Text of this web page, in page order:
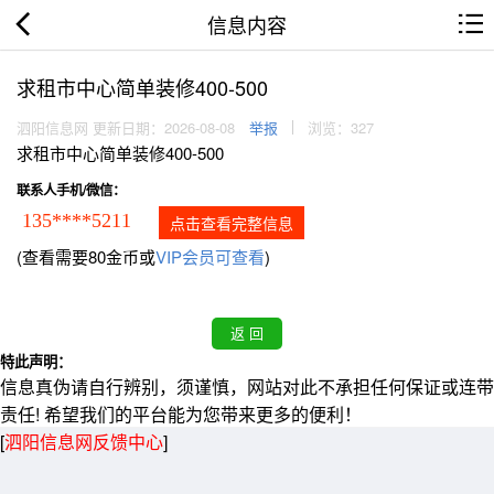
信息内容
求租市中心简单装修400-500
泗阳信息网 更新日期：2026-08-08 举报 浏览：327
求租市中心简单装修400-500
联系人手机/微信：
135****5211 点击查看完整信息
(查看需要80金币或VIP会员可查看)
特此声明：
信息真伪请自行辨别，须谨慎，网站对此不承担任何保证或连带
责任! 希望我们的平台能为您带来更多的便利！
[泗阳信息网反馈中心]